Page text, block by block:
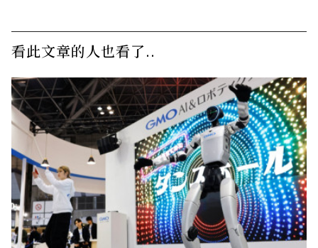
看此文章的人也看了..